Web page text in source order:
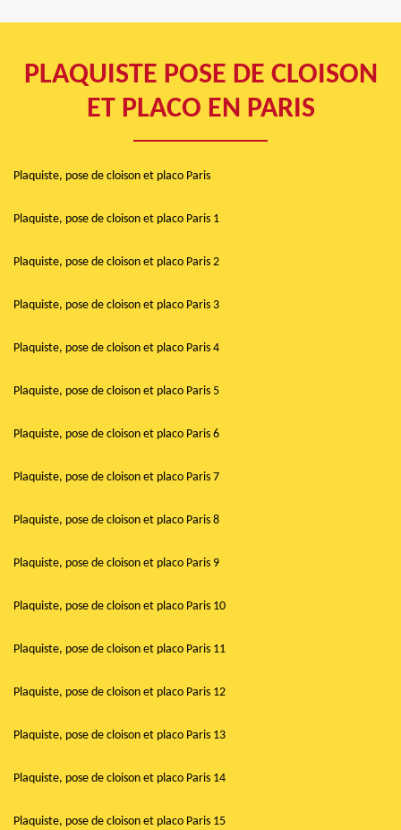
PLAQUISTE POSE DE CLOISON
ET PLACO EN PARIS
Plaquiste, pose de cloison et placo Paris
Plaquiste, pose de cloison et placo Paris 1
Plaquiste, pose de cloison et placo Paris 2
Plaquiste, pose de cloison et placo Paris 3
Plaquiste, pose de cloison et placo Paris 4
Plaquiste, pose de cloison et placo Paris 5
Plaquiste, pose de cloison et placo Paris 6
Plaquiste, pose de cloison et placo Paris 7
Plaquiste, pose de cloison et placo Paris 8
Plaquiste, pose de cloison et placo Paris 9
Plaquiste, pose de cloison et placo Paris 10
Plaquiste, pose de cloison et placo Paris 11
Plaquiste, pose de cloison et placo Paris 12
Plaquiste, pose de cloison et placo Paris 13
Plaquiste, pose de cloison et placo Paris 14
Plaquiste, pose de cloison et placo Paris 15